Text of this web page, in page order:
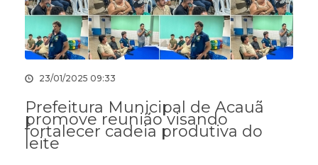
23/01/2025 09:33
Prefeitura Municipal de Acauã
promove reunião visando
fortalecer cadeia produtiva do
leite